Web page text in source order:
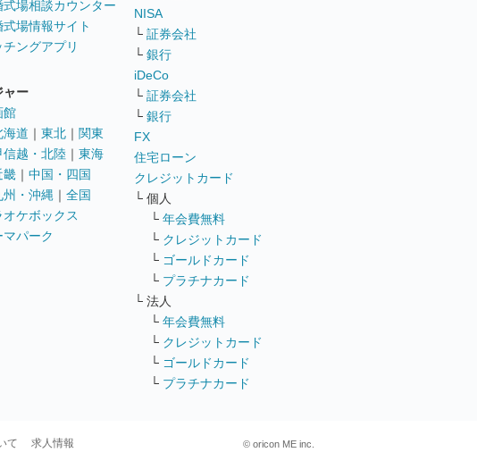
式場相談カウンター
式場情報サイト
チングアプリ
ャー
館
海道 ｜ 東北 ｜ 関東
信越・北陸 ｜ 東海
畿 ｜ 中国・四国
州・沖縄 ｜ 全国
オケボックス
マパーク
NISA
└ 証券会社
└ 銀行
iDeCo
└ 証券会社
└ 銀行
FX
住宅ローン
クレジットカード
└ 個人
└ 年会費無料
└ クレジットカード
└ ゴールドカード
└ プラチナカード
└ 法人
└ 年会費無料
└ クレジットカード
└ ゴールドカード
└ プラチナカード
て 求人情報 © oricon ME inc.